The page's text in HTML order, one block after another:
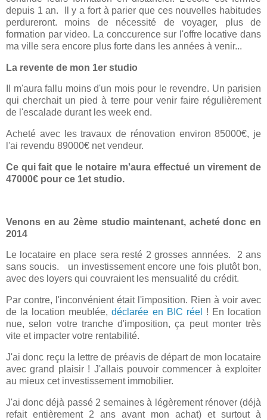
depuis 1 an. Il y a fort à parier que ces nouvelles habitudes
perdureront. moins de nécessité de voyager, plus de
formation par video. La conccurence sur l'offre locative dans
ma ville sera encore plus forte dans les années à venir...
La revente de mon 1er studio
Il m'aura fallu moins d'un mois pour le revendre. Un parisien
qui cherchait un pied à terre pour venir faire régulièrement
de l'escalade durant les week end.
Acheté avec les travaux de rénovation environ 85000€, je
l'ai revendu 89000€ net vendeur.
Ce qui fait que le notaire m'aura effectué un virement de
47000€ pour ce 1et studio.
Venons en au 2ème studio maintenant, acheté donc en
2014
Le locataire en place sera resté 2 grosses annnées. 2 ans
sans soucis. un investissement encore une fois plutôt bon,
avec des loyers qui couvraient les mensualité du crédit.
Par contre, l'inconvénient était l'imposition. Rien à voir avec
de la location meublée,déclarée en BIC réel
! En location
nue, selon votre tranche d'imposition, ça peut monter très
vite et impacter votre rentabilité.
J'ai donc reçu la lettre de préavis de départ de mon locataire
avec grand plaisir ! J'allais pouvoir commencer à exploiter
au mieux cet investissement immobilier.
J'ai donc déjà passé 2 semaines à légèrement rénover (déjà
refait entièrement 2 ans avant mon achat) et surtout à